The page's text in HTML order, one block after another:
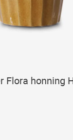
Flora honning